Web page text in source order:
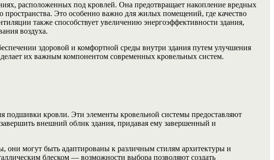
расположенных под кровлей. Она предотвращает накопление вредных
пространства. Это особенно важно для жилых помещений, где качество
также способствует увеличению энергоэффективности здания,
воздуха.
здоровой и комфортной среды внутри здания путем улучшения
их важным компонентом современных кровельных систем.
подшивки кровли. Эти элементы кровельной системы предоставляют
внешний облик здания, придавая ему завершенный и
они могут быть адаптированы к различным стилям архитектуры и
блеском — возможности выбора позволяют создать